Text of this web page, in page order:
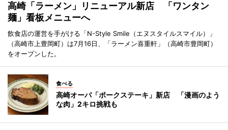
高崎「ラーメン」リニューアル新店 「ワンタン
麺」看板メニューへ
飲食店の運営を手がける「N-Style Smile（エヌスタイルスマイル）」
（高崎市上豊岡町）は7月16日、「ラーメン喜重軒」（高崎市豊岡町）
をオープンした。
食べる
高崎オーパ「ポークステーキ」新店 「漫画のよう
な肉」2キロ挑戦も